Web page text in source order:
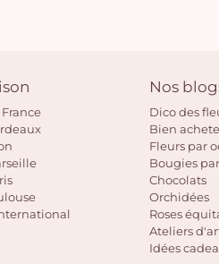
Nos
Dico des
Bien
Fleurs par
Bougies
Chocolats
Orchidées
Roses
Ateliers
Idées